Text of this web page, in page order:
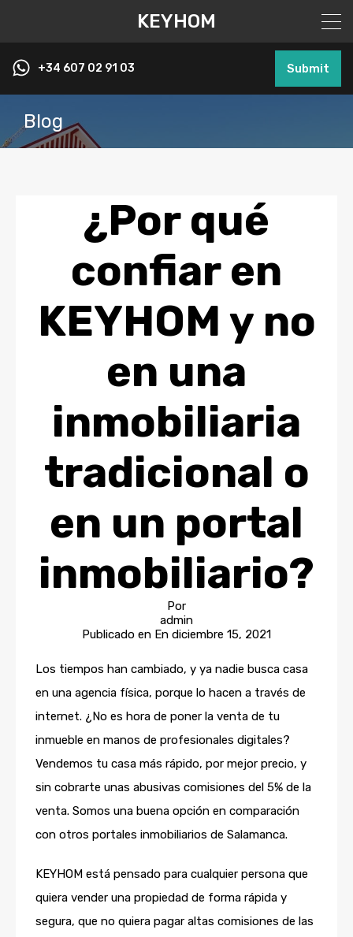
KEYHOM
+34 607 02 91 03 Submit
Blog
¿Por qué
confiar en
KEYHOM y no
en una
inmobiliaria
tradicional o
en un portal
inmobiliario?
Por
admin
Publicado en En diciembre 15, 2021
Los tiempos han cambiado, y ya nadie busca casa
en una agencia física, porque lo hacen a través de
internet. ¿No es hora de poner la venta de tu
inmueble en manos de profesionales digitales?
Vendemos tu casa más rápido, por mejor precio, y
sin cobrarte unas abusivas comisiones del 5% de la
venta. Somos una buena opción en comparación
con otros portales inmobiliarios de Salamanca.
KEYHOM está pensado para cualquier persona que
quiera vender una propiedad de forma rápida y
segura, que no quiera pagar altas comisiones de las